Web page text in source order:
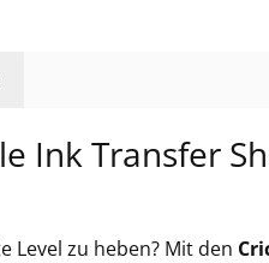
Ink Transfer
Level zu heben? Mit den